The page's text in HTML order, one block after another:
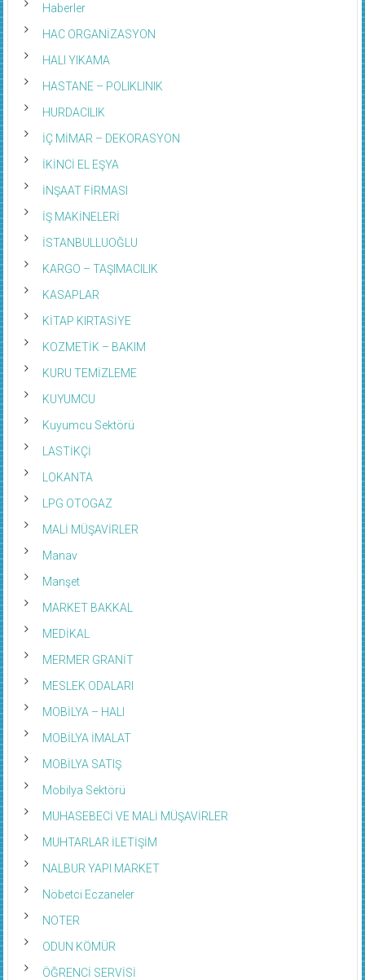
Haberler
HAC ORGANİZASYON
HALI YIKAMA
HASTANE – POLIKLINIK
HURDACILIK
İÇ MİMAR – DEKORASYON
İKİNCİ EL EŞYA
İNŞAAT FİRMASI
İŞ MAKİNELERİ
İSTANBULLUOĞLU
KARGO – TAŞIMACILIK
KASAPLAR
KİTAP KIRTASİYE
KOZMETİK – BAKIM
KURU TEMİZLEME
KUYUMCU
Kuyumcu Sektörü
LASTİKÇİ
LOKANTA
LPG OTOGAZ
MALİ MÜŞAVİRLER
Manav
Manşet
MARKET BAKKAL
MEDİKAL
MERMER GRANİT
MESLEK ODALARI
MOBİLYA – HALI
MOBİLYA İMALAT
MOBİLYA SATIŞ
Mobilya Sektörü
MUHASEBECİ VE MALİ MÜŞAVİRLER
MUHTARLAR İLETİŞİM
NALBUR YAPI MARKET
Nöbetci Eczaneler
NOTER
ODUN KÖMÜR
ÖĞRENCİ SERVİSİ